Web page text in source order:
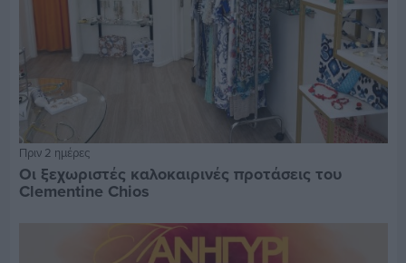
Πριν 2 ημέρες
Οι ξεχωριστές καλοκαιρινές προτάσεις του
Clementine Chios